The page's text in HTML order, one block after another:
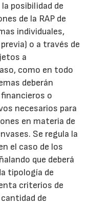
posibilidad de
de la RAP de
individuales,
o a través de
a
como en todo
deberán
o
necesarios para
en materia de
Se regula la
el caso de los
que deberá
tipología de
criterios de
de